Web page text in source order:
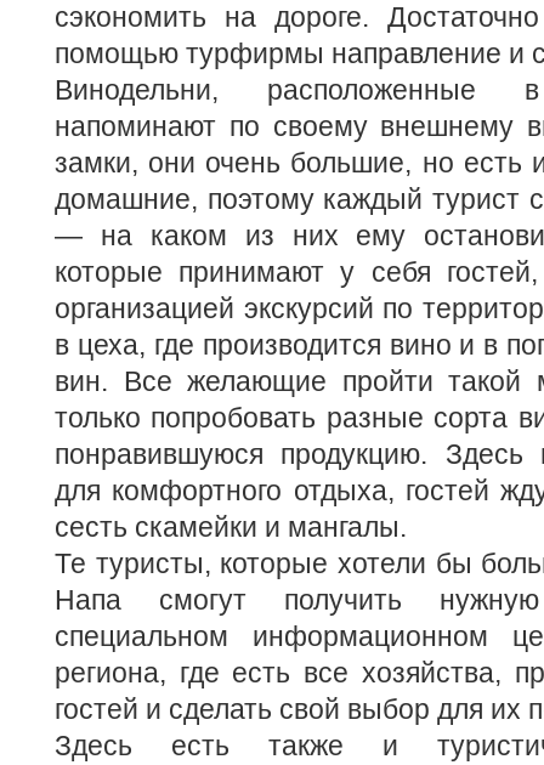
сэкономить на дороге.
помощью турфирмы направление и
Винодельни,
напоминают по своему внешнему
замки, они очень большие, но есть
домашние, поэтому каждый турист
— на каком из них ему
которые принимают у себя
организацией экскурсий по
в цеха, где производится вино и в
вин. Все желающие пройти такой
только попробовать разные сорта
понравившуюся продукцию. Здесь
для комфортного отдыха, гостей
сесть скамейки и мангалы.
Те туристы, которые хотели бы
Напа смогут получить
специальном информационном
региона, где есть все хозяйства,
гостей и сделать свой выбор для их
Здесь есть также и